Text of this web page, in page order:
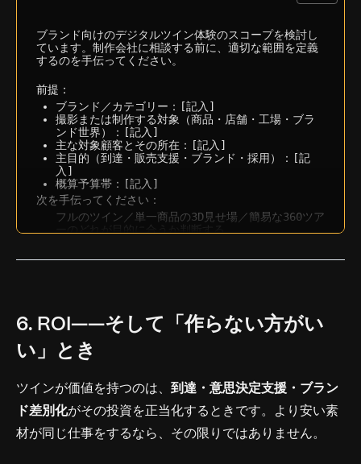
ブランド向けのデジタルツイン体験のスコープを検討し
ています。制作会社に相談する前に、適切な範囲を定義
するのを手伝ってください。
前提：
ブランド／カテゴリー：[記入]
撮影または制作する対象（商品・店舗・工場・ブラ
ンド世界）：[記入]
主な対象顧客とその所在：[記入]
主目的（到達・販売支援・ブランド・採用）：[記
入]
概算予算帯：[記入]
次を手伝ってください：
フルのツイン／単一商品の3D見せ場／簡易な360ツア
ーのどれが目的に合うか判断する
6. ROI——そして「作らない方がい
い」とき
ツインが価値を持つのは、 到達・意思決定支援・ブラン
ド差別化がその投資を正当化するときです。より安い素
材が同じ仕事をするなら、その限りではありません。